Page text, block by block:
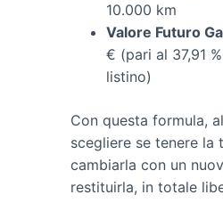
10.000 km
Valore Futuro
€ (pari al 37,91
listino)
Con questa formula,
scegliere se tenere la
cambiarla con un
restituirla, in totale